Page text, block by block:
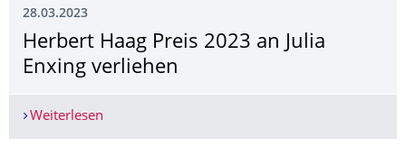
28.03.2023
Herbert Haag Preis 2023 an Julia
Enxing verliehen
Weiterlesen